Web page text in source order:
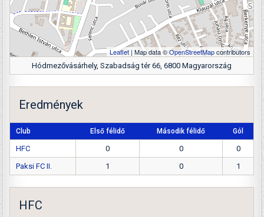
Leaflet | Map data ©OpenStreetMapcontributors
Hódmezővásárhely, Szabadság tér 66, 6800 Magyarország
Eredmények
Club Első félidő Második félidő Gól
HFC 0 0
0
Paksi FC II.
1 0 1
HFC